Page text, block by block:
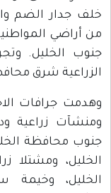
خلف جدار الضم
من أراضي
جنوب الخليل.
الزراعية شرق
وهدمت جرافات
ومنشآت زراعية
جنوب محافظة
الخليل، ومشتلا
الخليل، وخيمة